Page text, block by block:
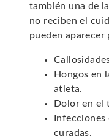
también una de
no reciben el
pueden aparecer
Hongos en
atleta.
Dolor en el
Infecciones
curadas.